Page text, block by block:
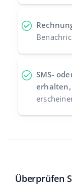
SMS-
erhalten,
Überprüfen